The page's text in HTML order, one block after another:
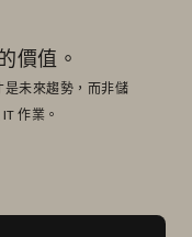
價值。
是未來趨勢，而非儲
作業。